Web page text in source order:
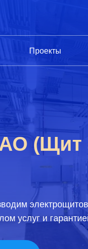
Проекты
(Щит
услуг и